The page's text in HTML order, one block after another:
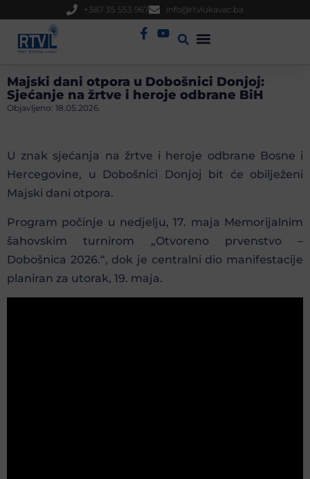
+387 35 553 967 info@rtvlukavac.ba
Majski dani otpora u Dobošnici Donjoj:
Sjećanje na žrtve i heroje odbrane BiH
Objavljeno: 18.05.2026.
U znak sjećanja na žrtve i heroje odbrane Bosne i
Hercegovine, u Dobošnici Donjoj bit će obilježeni
Majski dani otpora.
Program počinje u nedjelju, 17. maja Memorijalnim
šahovskim turnirom „Otvoreno prvenstvo –
Dobošnica 2026.“, dok je centralni dio manifestacije
planiran za utorak, 19. maja.